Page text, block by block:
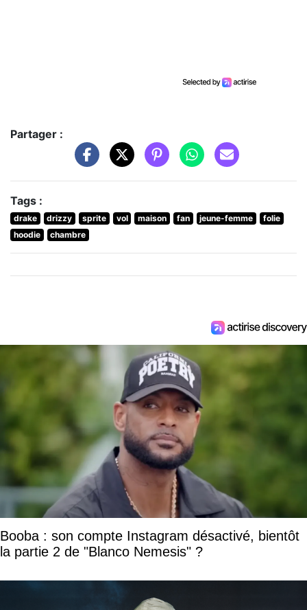
Partager :
Tags :
drake drizzy sprite vol maison fan jeune-femme
folie
hoodie
chambre
Booba : son compte Instagram désactivé, bientôt
la partie 2 de "Blanco Nemesis" ?